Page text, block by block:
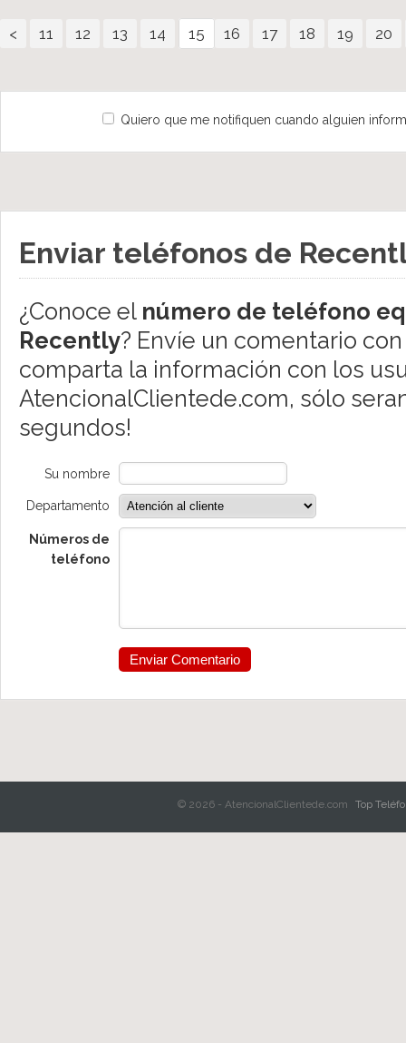
< 11 12 13 14 15 16 17 18 19 20
Quiero que me notifiquen cuando alguien
Enviar teléfonos de
¿Conoce el número de teléfono
Recently? Envíe un comentario
comparta la información con los
AtencionalClientede.com, sólo
segundos!
Su nombre
Departamento
Números de
teléfono
© 2026 - AtencionalClientede.com Top